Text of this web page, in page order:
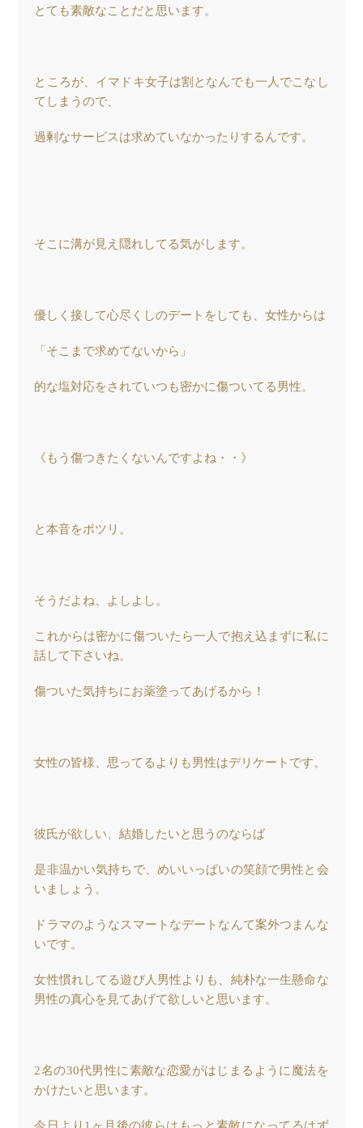
とても素敵なことだと思います。
ところが、イマドキ女子は割となんでも一人でこなし
てしまうので、
過剰なサービスは求めていなかったりするんです。
そこに溝が見え隠れしてる気がします。
優しく接して心尽くしのデートをしても、女性からは
「そこまで求めてないから」
的な塩対応をされていつも密かに傷ついてる男性。
《もう傷つきたくないんですよね・・》
と本音をポツリ。
そうだよね、よしよし。
これからは密かに傷ついたら一人で抱え込まずに私に
話して下さいね。
傷ついた気持ちにお薬塗ってあげるから！
女性の皆様、思ってるよりも男性はデリケートです。
彼氏が欲しい、結婚したいと思うのならば
是非温かい気持ちで、めいいっぱいの笑顔で男性と会
いましょう。
ドラマのようなスマートなデートなんて案外つまんな
いです。
女性慣れしてる遊び人男性よりも、純朴な一生懸命な
男性の真心を見てあげて欲しいと思います。
2名の30代男性に素敵な恋愛がはじまるように魔法を
かけたいと思います。